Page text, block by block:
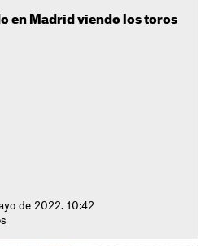
en Madrid viendo los toros
de 2022. 10:42